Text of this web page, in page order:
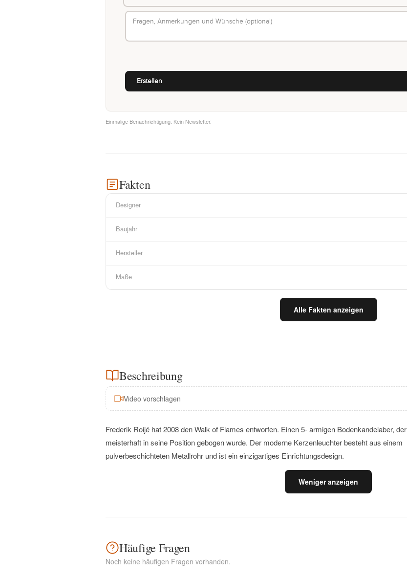
Einmalige Benachrichtigung. Kein Newsletter.
Fakten
Designer
Baujahr
Hersteller
Maße
Alle Fakten anzeigen
Beschreibung
Video vorschlagen
Frederik Roijé hat 2008 den Walk of Flames entworfen. Einen 5- armigen Bodenkandelaber, der
meisterhaft in seine Position gebogen wurde. Der moderne Kerzenleuchter besteht aus einem
pulverbeschichteten Metallrohr und ist ein einzigartiges Einrichtungsdesign.
Weniger anzeigen
Häufige Fragen
Noch keine häufigen Fragen vorhanden.